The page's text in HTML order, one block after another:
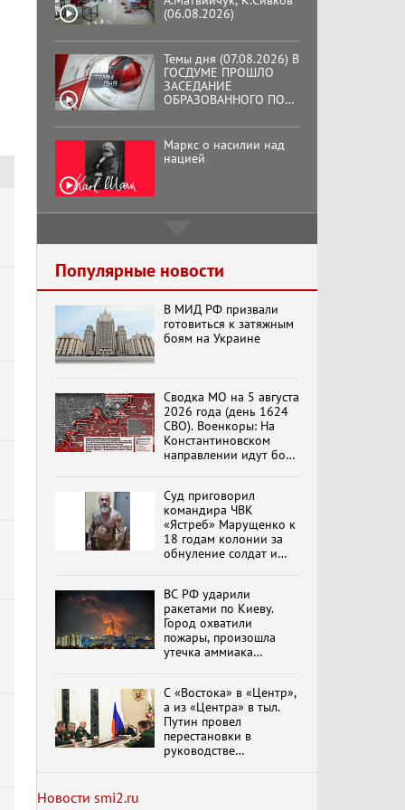
Темы дня (07.08.2026) В
ГОСДУМЕ ПРОШЛО
ОБРАЗОВАННОГО ПО
ИНИЦИАТИВЕ КПРФ
ОБЩЕСТВЕННОГО
КОМИТЕТА ЗА
ОСВОБОЖДЕНИЕ
ВЕНЕСУЭЛЫ
НИКОЛАСА МАДУРО.
Маркс о насилии над
нацией
требовалось доказать!»
(07.08.2026)
Бренды Советской
Специальный репортаж
«Изменимся или
вымрем»
К ГРАЖДАНАМ
РОССИИ! Обращение
Г.А. Зюганова,
Председателя ЦК
фракции КПРФ в
Государственной Думе
РФ (28.07.2026)
Документальный
фильм "Империализм и
террор"
Бить смелее!
В.Баранец, В.Дандыкин,
А.Матвийчук, К.Сивков
(06.08.2026)
Популярные новости
В МИД РФ призвали
готовиться к затяжным
боям на Украине
Сводка МО на 5 августа
2026 года (день 1624
СВО). Военкоры: На
Константиновском
направлении идут бои
Суд приговорил
командира ЧВК
«Ястреб» Марущенко к
18 годам колонии за
обнуление солдат и
ВС РФ ударили
ракетами по Киеву.
Город охватили
пожары, произошла
утечка аммиака
С «Востока» в «Центр»,
а из «Центра» в тыл.
Путин провел
перестановки в
руководстве
Новости smi2.ru